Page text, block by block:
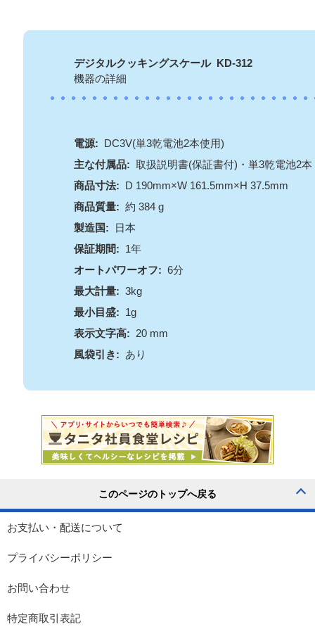
デジタルクッキングスケール KD-312
機器の詳細
電源: DC3V(単3乾電池2本使用)
主な付属品: 取扱説明書(保証書付)・単3乾電池2本
商品寸法: D 190mm×W 161.5mm×H 37.5mm
商品質量: 約 384 g
製造国: 日本
保証期間: 1年
オートパワーオフ: 6分
最大計量: 3kg
最小目盛: 1g
表示文字高: 20 mm
風袋引き: あり
お支払い・配送について
プライバシーポリシー
お問い合わせ
特定商取引表記